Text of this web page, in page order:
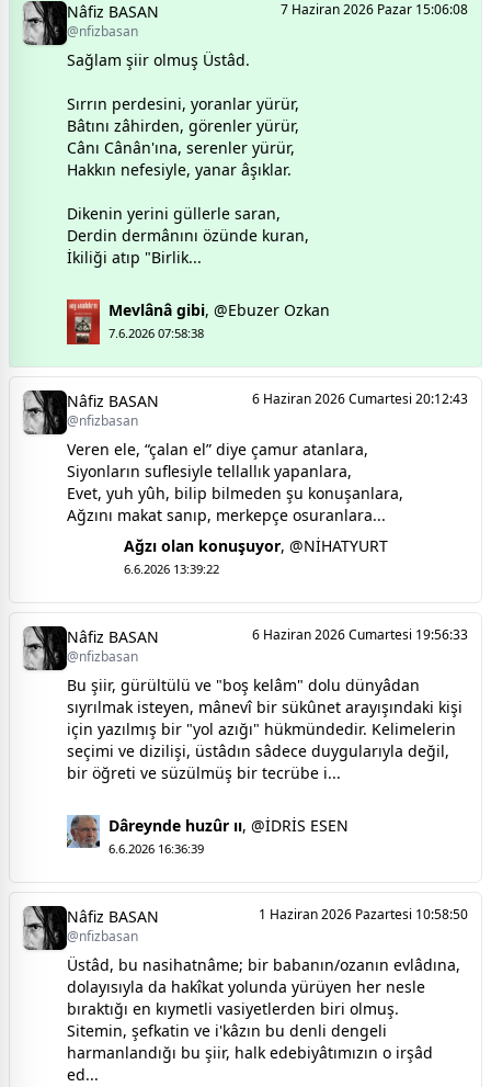
Nâfiz BASAN
@nfizbasan
7 Haziran 2026 Pazar 15:06:08
Sağlam şiir olmuş Üstâd.
Sırrın perdesini, yoranlar yürür,
Bâtını zâhirden, görenler yürür,
Cânı Cânân'ına, serenler yürür,
Hakkın nefesiyle, yanar âşıklar.
Dikenin yerini güllerle saran,
Derdin dermânını özünde kuran,
İkiliği atıp "Birlik...
Mevlânâ gibi, @Ebuzer Ozkan
7.6.2026 07:58:38
Nâfiz BASAN
@nfizbasan
6 Haziran 2026 Cumartesi 20:12:43
Veren ele, “çalan el” diye çamur atanlara,
Siyonların suflesiyle tellallık yapanlara,
Evet, yuh yûh, bilip bilmeden şu konuşanlara,
Ağzını makat sanıp, merkepçe osuranlara...
Ağzı olan konuşuyor, @NİHATYURT
6.6.2026 13:39:22
Nâfiz BASAN
@nfizbasan
6 Haziran 2026 Cumartesi 19:56:33
Bu şiir, gürültülü ve "boş kelâm" dolu dünyâdan
sıyrılmak isteyen, mânevî bir sükûnet arayışındaki kişi
için yazılmış bir "yol azığı" hükmündedir. Kelimelerin
seçimi ve dizilişi, üstâdın sâdece duygularıyla değil,
bir öğreti ve süzülmüş bir tecrübe i...
Dâreynde huzûr ıı, @İDRİS ESEN
6.6.2026 16:36:39
Nâfiz BASAN
@nfizbasan
1 Haziran 2026 Pazartesi 10:58:50
Üstâd, bu nasihatnâme; bir babanın/ozanın evlâdına,
dolayısıyla da hakîkat yolunda yürüyen her nesle
bıraktığı en kıymetli vasiyetlerden biri olmuş.
Sitemin, şefkatin ve i'kâzın bu denli dengeli
harmanlandığı bu şiir, halk edebiyâtımızın o irşâd
ed...